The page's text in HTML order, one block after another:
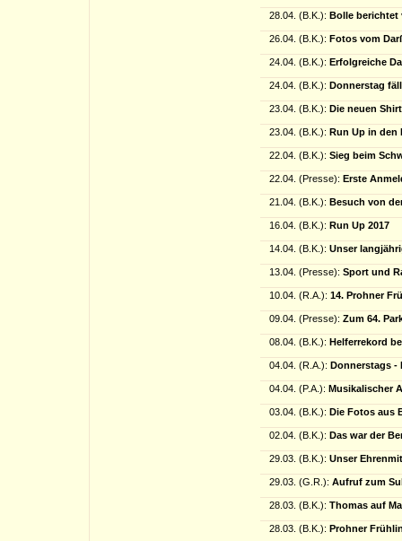
28.04. (B.K.): Bolle berichtet
26.04. (B.K.): Fotos vom
24.04. (B.K.): Erfolgreiche
24.04. (B.K.): Donnerstag
23.04. (B.K.): Die neuen
23.04. (B.K.): Run Up in den
22.04. (B.K.): Sieg beim
22.04. (Presse): Erste
21.04. (B.K.): Besuch von
16.04. (B.K.): Run Up 2017
14.04. (B.K.): Unser
13.04. (Presse): Sport und
10.04. (R.A.): 14. Prohner
09.04. (Presse): Zum 64.
08.04. (B.K.): Helferrekord
04.04. (R.A.): Donnerstags -
04.04. (P.A.): Musikalischer
03.04. (B.K.): Die Fotos aus
02.04. (B.K.): Das war der
29.03. (B.K.): Unser
29.03. (G.R.): Aufruf zum
28.03. (B.K.): Thomas auf
28.03. (B.K.): Prohner